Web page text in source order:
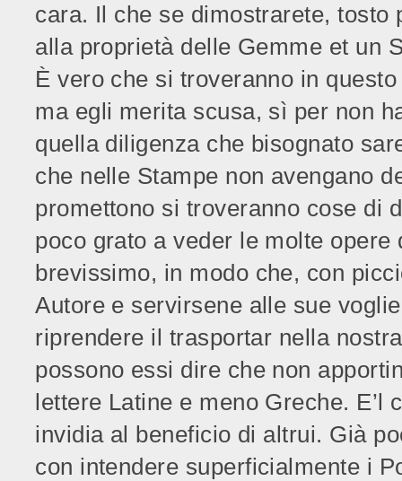
cara. Il che se dimostrarete,
alla proprietà delle Gemme et un
È vero che si troveranno in
ma egli merita scusa, sì per non
quella diligenza che bisognato
che nelle Stampe non avengano
promettono si troveranno cose di
poco grato a veder le molte
brevissimo, in modo che, con
Autore e servirsene alle sue
riprendere il trasportar nella
possono essi dire che non
lettere Latine e meno Greche.
invidia al beneficio di altrui. Già
con intendere superficialmente i